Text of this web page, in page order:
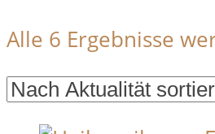
Alle 6 Ergebnisse